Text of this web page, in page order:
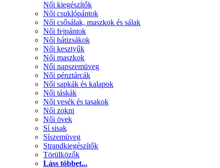
Női kiegészítők
Női csuklópántok
Női csősálak, maszkok és sálak
Női fejpántok
Női hátizsákok
Női kesztyűk
Női maszkok
Női napszemüveg
Női pénztárcák
Női sapkák és kalapok
Női táskák
Női vesék és tasakok
Női zokni
Női övek
Sí sisak
Síszemüveg
Strandkiegészítők
Törülközők
Láss többet...